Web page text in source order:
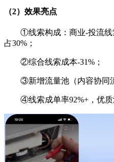
（2）效果亮点
①线索构成：商业-投流线
占30%；
②综合线索成本-31%；
③新增流量池（内容协同
④线索成单率92%+，优质